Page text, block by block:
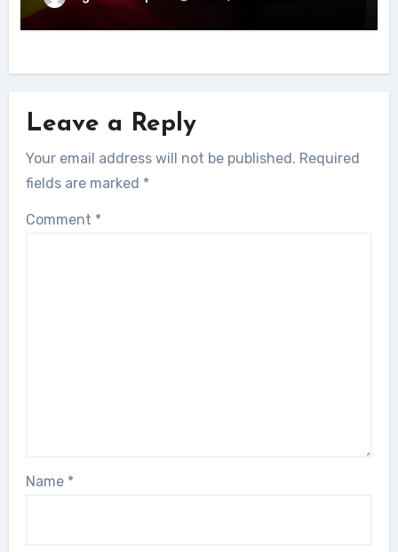
Leave a Reply
Your email address will not be published. Required
fields are marked *
Comment *
Name *